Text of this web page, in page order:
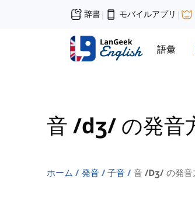
辞書| モバイルアプリ |
語彙
音 /dʒ/ の発音
ホーム 発音 子音 音 /dʒ/ の発